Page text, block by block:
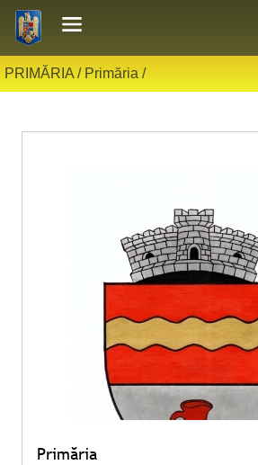
PRIMĂRIA / Primăria /
Primăria